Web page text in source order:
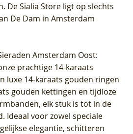
De Sialia Store ligt op slechts
De Dam in Amsterdam
Amsterdam Oost:
prachtige 14-karaats
luxe 14-karaats gouden ringen
gouden kettingen en tijdloze
elk stuk is tot in de
Ideaal voor zowel speciale
elegantie, schitteren